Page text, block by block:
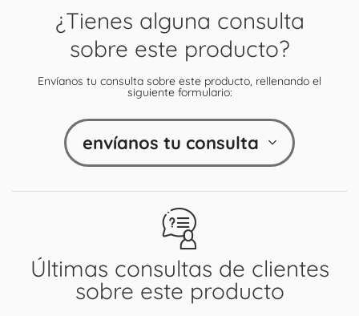
Últimas consultas de clientes
sobre este producto
¿Tienes alguna consulta
sobre este producto?
Envíanos tu consulta sobre este producto, rellenando el
siguiente formulario:
envíanos tu consulta